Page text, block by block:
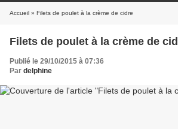
Accueil » Filets de poulet à la crème de cidre
Filets de poulet à la crème de
Publié le 29/10/2015 à 07:36
Par delphine